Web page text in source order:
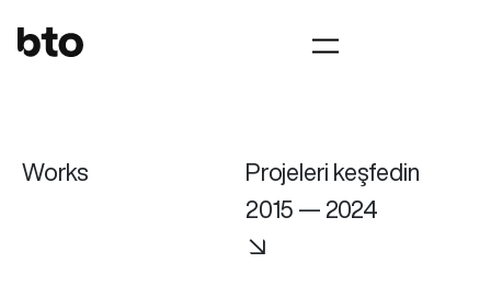
Works
Projeleri keşfedin
2015 — 2024
↘